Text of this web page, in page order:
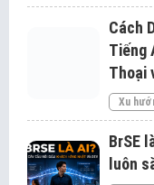
Cách
Tiếng
Thoại
Xu
BrSE
luôn